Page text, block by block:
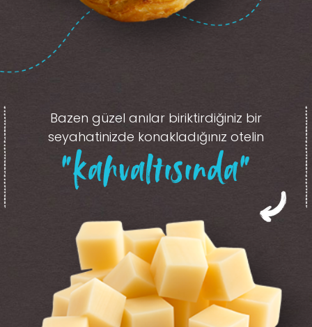
Bazen güzel anılar biriktirdiğiniz bir
seyahatinizde konakladığınız otelin
“kahvaltısında”